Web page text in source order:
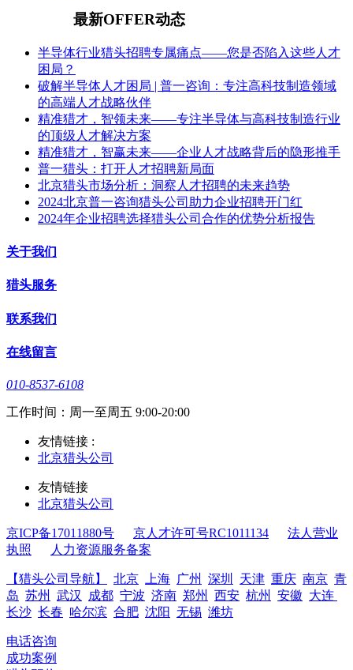
最新OFFER动态
半导体行业猎头招聘专属痛点——您是否陷入这些人才
困局？
破解半导体人才困局 | 普一咨询：专注高科技制造领域
的高端人才战略伙伴
精准猎才，智领未来——专注半导体与高科技制造行业
的顶级人才解决方案
精准猎才，智赢未来——企业人才战略背后的隐形推手
普一猎头：打开人才招聘新局面
北京猎头市场分析：洞察人才招聘的未来趋势
2024北京普一咨询猎头公司助力企业招聘开门红
2024年企业招聘选择猎头公司合作的优势分析报告
关于我们
猎头服务
联系我们
在线留言
010-8537-6108
工作时间：周一至周五 9:00-20:00
友情链接 :
北京猎头公司
友情链接
北京猎头公司
京ICP备17011880号 京人才许可号RC1011134
法人营业
执照
人力资源服务备案
【猎头公司导航】 北京 上海 广州 深圳 天津 重庆 南京 青
岛 苏州 武汉 成都 宁波 济南 郑州 西安 杭州 安徽 大连
长沙 长春 哈尔滨 合肥 沈阳 无锡 潍坊
电话咨询
成功案例